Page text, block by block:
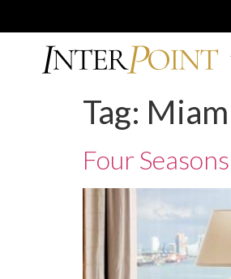
Tag:
Four